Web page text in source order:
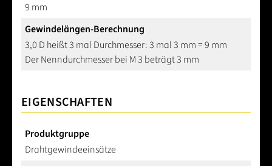
9 mm
Gewindelängen-Berechnung
3,0 D heißt 3 mal Durchmesser: 3 mal 3 mm = 9 mm
Der Nenndurchmesser bei M 3 beträgt 3 mm
EIGENSCHAFTEN
Produktgruppe
Drahtgewindeeinsätze